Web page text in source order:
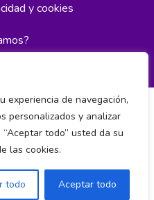
experiencia de navegación,
personalizados y analizar
todo” usted da su
las cookies.
todo Aceptar todo
y cookies